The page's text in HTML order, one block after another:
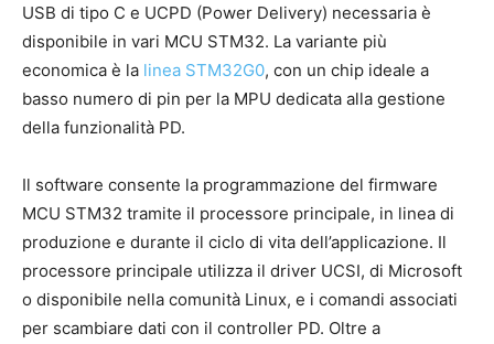
USB di tipo C e UCPD (Power Delivery) necessaria è
disponibile in vari MCU STM32. La variante più
economica è la linea STM32G0, con un chip ideale a
basso numero di pin per la MPU dedicata alla gestione
della funzionalità PD.
Il software consente la programmazione del firmware
MCU STM32 tramite il processore principale, in linea di
produzione e durante il ciclo di vita dell’applicazione. Il
processore principale utilizza il driver UCSI, di Microsoft
o disponibile nella comunità Linux, e i comandi associati
per scambiare dati con il controller PD. Oltre a